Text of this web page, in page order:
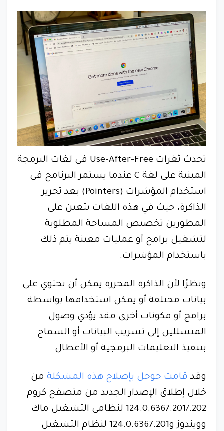
تحدث ثغرات Use-After-Free في لغات البرمجة
المبنية على لغة C عندما يستمر البرنامج في
استخدام المؤشرات (Pointers) بعد تحرير
الذاكرة، حيث في هذه اللغات يتعين على
المطورين تخصيص المساحة المطلوبة
لتشغيل برامج أو عمليات معينة يتم ذلك
باستخدام المؤشرات.
ونظرًا لأن الذاكرة المحررة يمكن أن تحتوي على
بيانات مختلفة أو يمكن استخدامها بواسطة
برامج أو مكونات أخرى فقد يؤدي وصول
المتسللين إلى تسريب البيانات أو السماح
بتنفيذ التعليمات البرمجية أو الأعطال.
وقد قامت جوجل بإصلاح هذه المشكلة من
خلال إطلاق الإصدار الجديد من متصفح كروم
202./124.0.6367.201 لنظامي التشغيل ماك
وويندوز و124.0.6367.201 لنظام التشغيل